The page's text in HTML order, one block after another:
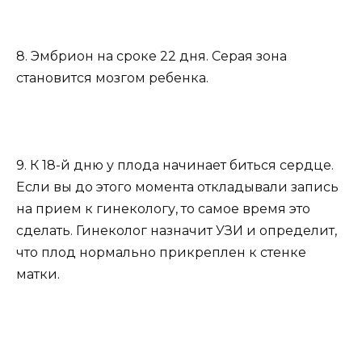
8. Эмбрион на сроке 22 дня. Серая зона
становится мозгом ребенка.
9. К 18-й дню у плода начинает биться сердце.
Если вы до этого момента откладывали запись
на прием к гинекологу, то самое время это
сделать. Гинеколог назначит УЗИ и определит,
что плод нормально прикреплен к стенке
матки.